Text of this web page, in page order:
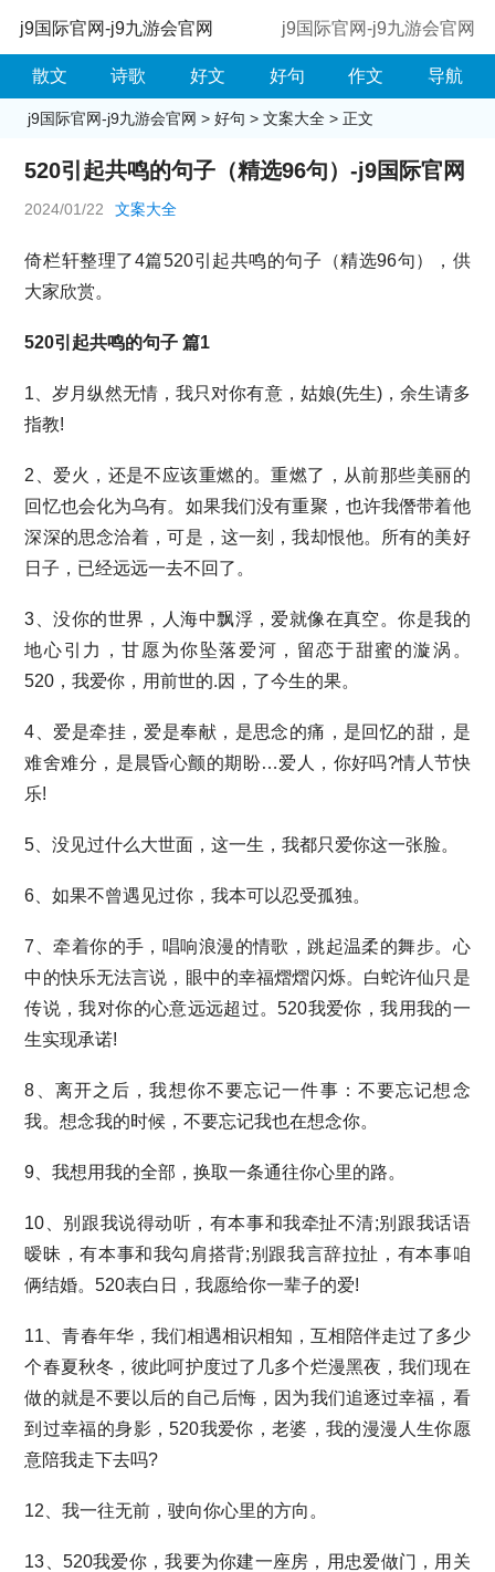
j9国际官网-j9九游会官网 j9国际官网-j9九游会官网
散文 诗歌 好文 好句 作文 导航
j9国际官网-j9九游会官网 > 好句 > 文案大全> 正文
520引起共鸣的句子（精选96句）-j9国际官网
2024/01/22 文案大全
倚栏轩整理了4篇520引起共鸣的句子（精选96句），供
大家欣赏。
520引起共鸣的句子 篇1
1、岁月纵然无情，我只对你有意，姑娘(先生)，余生请多
指教!
2、爱火，还是不应该重燃的。重燃了，从前那些美丽的
回忆也会化为乌有。如果我们没有重聚，也许我僭带着他
深深的思念洽着，可是，这一刻，我却恨他。所有的美好
日子，已经远远一去不回了。
3、没你的世界，人海中飘浮，爱就像在真空。你是我的
地心引力，甘愿为你坠落爱河，留恋于甜蜜的漩涡。
520，我爱你，用前世的.因，了今生的果。
4、爱是牵挂，爱是奉献，是思念的痛，是回忆的甜，是
难舍难分，是晨昏心颤的期盼…爱人，你好吗?情人节快
乐!
5、没见过什么大世面，这一生，我都只爱你这一张脸。
6、如果不曾遇见过你，我本可以忍受孤独。
7、牵着你的手，唱响浪漫的情歌，跳起温柔的舞步。心
中的快乐无法言说，眼中的幸福熠熠闪烁。白蛇许仙只是
传说，我对你的心意远远超过。520我爱你，我用我的一
生实现承诺!
8、离开之后，我想你不要忘记一件事：不要忘记想念
我。想念我的时候，不要忘记我也在想念你。
9、我想用我的全部，换取一条通往你心里的路。
10、别跟我说得动听，有本事和我牵扯不清;别跟我话语
暧昧，有本事和我勾肩搭背;别跟我言辞拉扯，有本事咱
俩结婚。520表白日，我愿给你一辈子的爱!
11、青春年华，我们相遇相识相知，互相陪伴走过了多少
个春夏秋冬，彼此呵护度过了几多个烂漫黑夜，我们现在
做的就是不要以后的自己后悔，因为我们追逐过幸福，看
到过幸福的身影，520我爱你，老婆，我的漫漫人生你愿
意陪我走下去吗?
12、我一往无前，驶向你心里的方向。
13、520我爱你，我要为你建一座房，用忠爱做门，用关